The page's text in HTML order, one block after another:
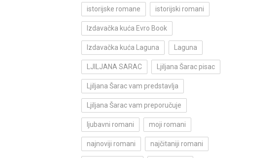
istorijske romane istorijski romani
Izdavačka kuća Evro Book
Izdavačka kuća Laguna Laguna
LJILJANA SARAC Ljiljana Šarac pisac
Ljiljana Šarac vam predstavlja
Ljiljana Šarac vam preporučuje
ljubavni romani moji romani
najnoviji romani najčitaniji romani